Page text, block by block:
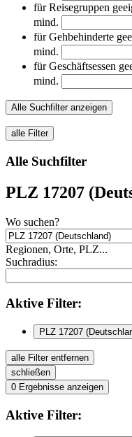
für Reisegruppen
mind.
für Gehbehinderte
mind.
für Geschäftsessen
mind.
Alle Suchfilter anzeigen
alle Filter
Alle Suchfilter
PLZ 17207
Wo suchen?
Regionen, Orte, PLZ...
Suchradius:
Aktive Filter:
PLZ 17207
alle Filter entfernen
schließen
0 Ergebnisse anzeigen
Aktive Filter: